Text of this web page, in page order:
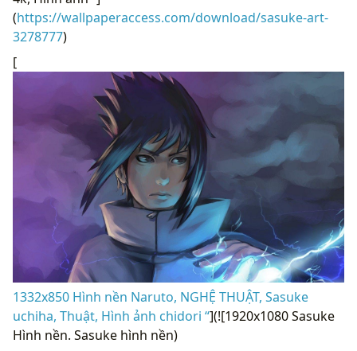
(https://wallpaperaccess.com/download/sasuke-art-
3278777)
[
1332x850 Hình nền Naruto, NGHỆ THUẬT, Sasuke
uchiha, Thuật, Hình ảnh chidori “](![1920x1080 Sasuke
Hình nền. Sasuke hình nền)